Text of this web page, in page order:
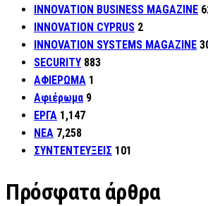
INNOVATION BUSINESS MAGAZINE
INNOVATION CYPRUS 2
INNOVATION SYSTEMS MAGAZINE
SECURITY 883
ΑΦΙΕΡΩΜΑ 1
Αφιέρωμα 9
ΕΡΓΑ 1,147
ΝΕΑ 7,258
ΣΥΝΤΕΝΤΕΥΞΕΙΣ 101
Πρόσφατα άρθρα